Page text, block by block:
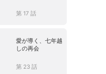
第 17 話
愛が導く、七年越
しの再会
第 23 話